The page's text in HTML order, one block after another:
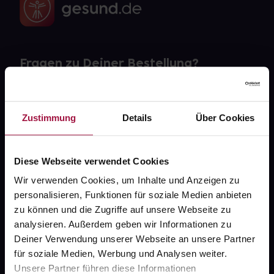
Zustimmung Details Über Cookies
Diese Webseite verwendet Cookies
Wir verwenden Cookies, um Inhalte und Anzeigen zu
personalisieren, Funktionen für soziale Medien anbieten
zu können und die Zugriffe auf unsere Webseite zu
analysieren. Außerdem geben wir Informationen zu
Deiner Verwendung unserer Webseite an unsere Partner
für soziale Medien, Werbung und Analysen weiter.
Unsere Partner führen diese Informationen
Fragen zu Deiner Bestellung?
FAQ
Widerrufsformular
gesund.de
Über uns
Karriere